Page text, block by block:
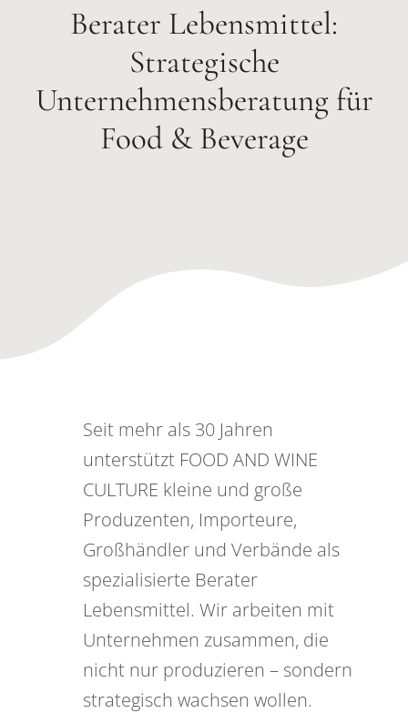
Berater Lebensmittel:
Strategische
Unternehmensberatung für
Food & Beverage
Seit mehr als 30 Jahren
unterstützt FOOD AND WINE
CULTURE kleine und große
Produzenten, Importeure,
Großhändler und Verbände als
spezialisierte Berater
Lebensmittel. Wir arbeiten mit
Unternehmen zusammen, die
nicht nur produzieren – sondern
strategisch wachsen wollen.